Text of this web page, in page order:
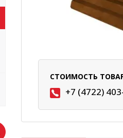
СТОИМОСТЬ
+7 (4722)